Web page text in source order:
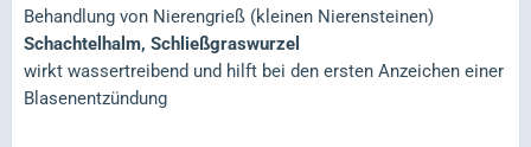
Behandlung von Nierengrieß (kleinen Nierensteinen)
Schachtelhalm, Schließgraswurzel
wirkt wassertreibend und hilft bei den ersten Anzeichen einer
Blasenentzündung